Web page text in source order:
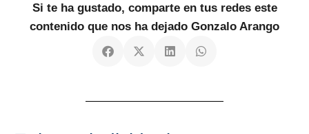
Si te ha gustado, comparte en tus redes este
contenido que nos ha dejado Gonzalo Arango